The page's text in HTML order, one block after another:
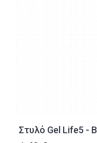
Στυλό Gel Life5 -